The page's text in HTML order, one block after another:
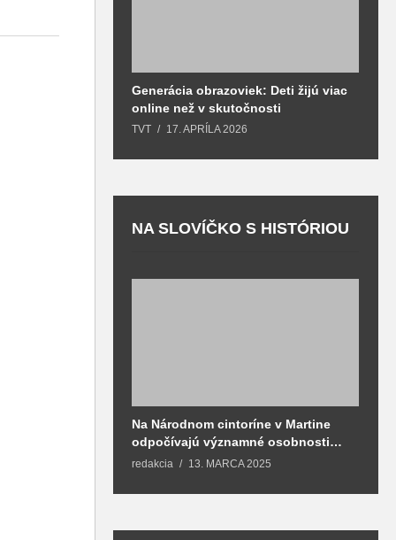
Generácia obrazoviek: Deti žijú viac
online než v skutočnosti
TVT 17. APRÍLA 2026
NA SLOVÍČKO S HISTÓRIOU
Na Národnom cintoríne v Martine
odpočívajú významné osobnosti
spojené aj s mestom Martin
redakcia 13. MARCA 2025